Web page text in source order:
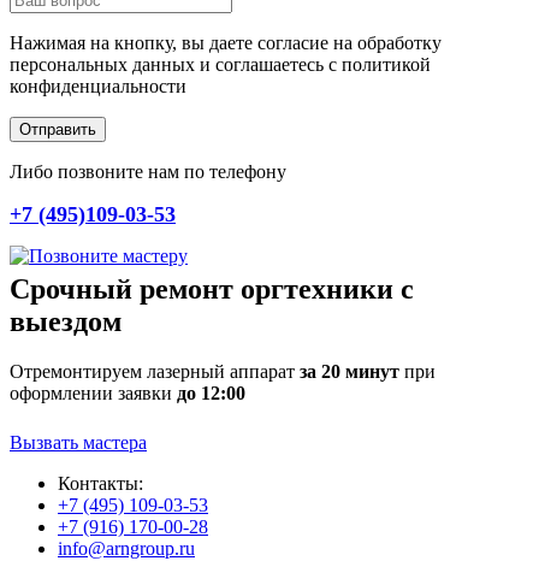
Нажимая на кнопку, вы даете согласие на обработку
персональных данных и соглашаетесь c политикой
конфиденциальности
Отправить
Либо позвоните нам по телефону
+7 (495)109-03-53
Срочный ремонт оргтехники с
выездом
Отремонтируем лазерный аппарат за 20 минут при
оформлении заявки до 12:00
Вызвать мастера
Контакты:
+7 (495) 109-03-53
+7 (916) 170-00-28
info@arngroup.ru